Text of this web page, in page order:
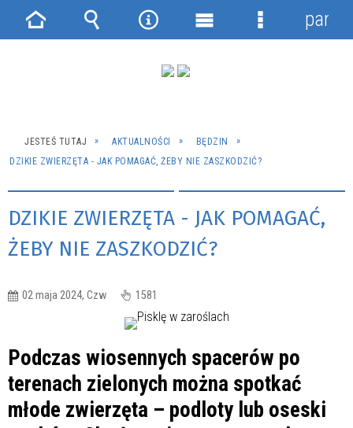
JESTEŚ TUTAJ AKTUALNOŚCI
BĘDZIN
DZIKIE ZWIERZĘTA - JAK POMAGAĆ, ŻEBY NIE ZASZKODZIĆ?
DZIKIE ZWIERZĘTA - JAK POMAGAĆ,
ŻEBY NIE ZASZKODZIĆ?
02 maja 2024, Czw 1581
Podczas wiosennych spacerów po
terenach zielonych można spotkać
młode zwierzęta – podloty lub oseski
Strona Wyszukiwarka
NarzędziaMenu
Menu
panel